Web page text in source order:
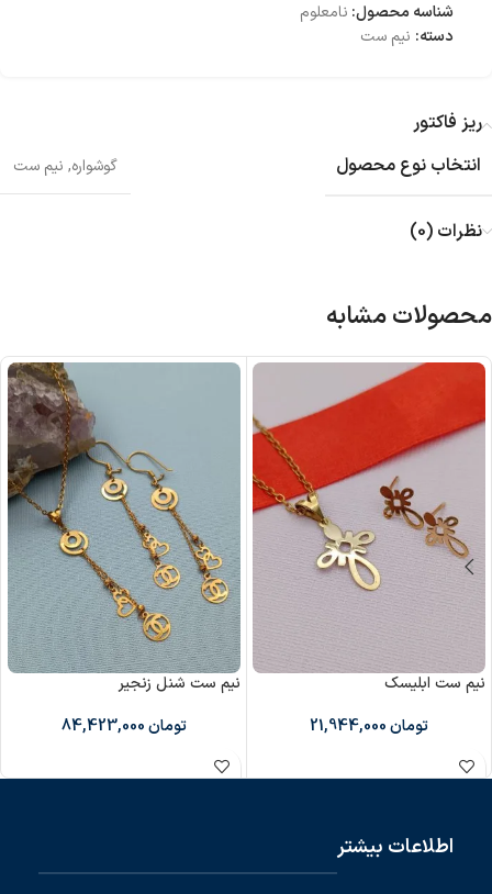
شناسه محصول: نامعلوم
دسته: نیم ست
ریز فاکتور
انتخاب نوع محصول
گوشواره, نیم ست
نظرات (0)
محصولات مشابه
نیم ست ابلیسک
تومان
نیم ست شنل زنجیر
تومان
اطلاعات بیشتر